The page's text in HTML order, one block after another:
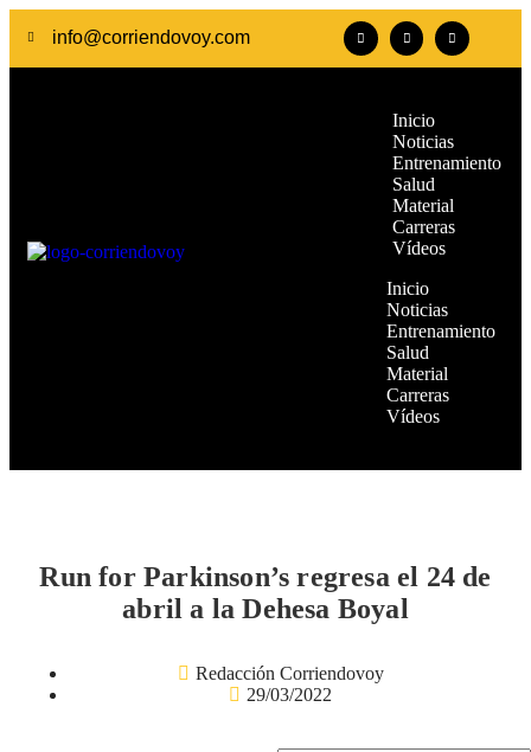
info@corriendovoy.com
Inicio
Noticias
Entrenamiento
Salud
Material
Carreras
Vídeos
Inicio
Noticias
Entrenamiento
Salud
Material
Carreras
Vídeos
Run for Parkinson’s regresa el 24 de
abril a la Dehesa Boyal
Redacción Corriendovoy
29/03/2022